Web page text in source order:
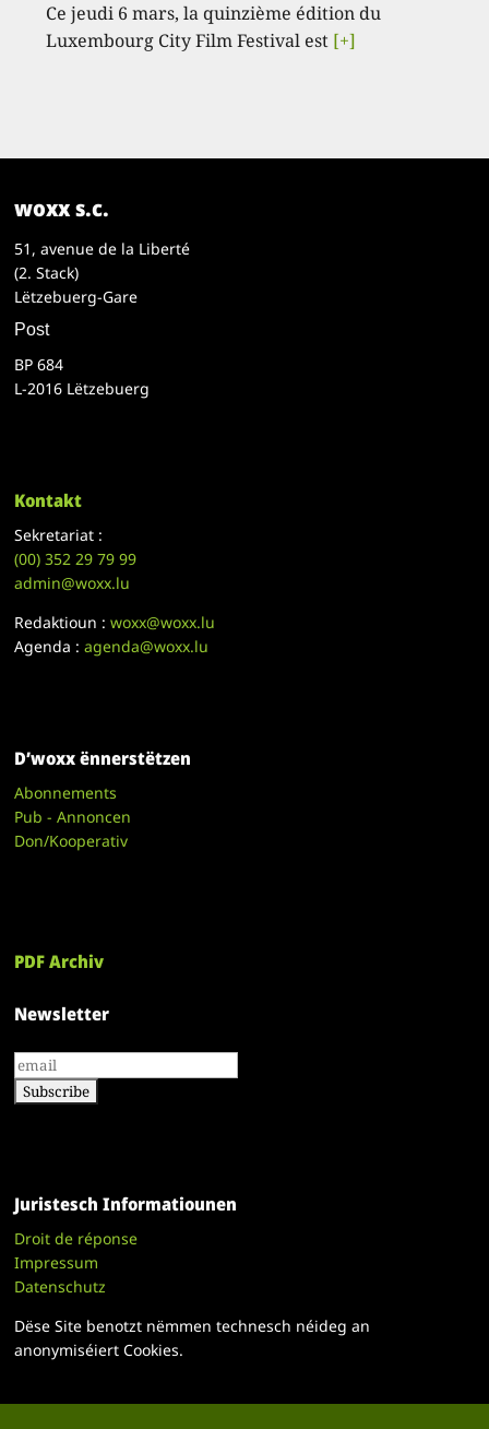
Ce jeudi 6 mars, la quinzième édition du
Luxembourg City Film Festival est [+]
woxx s.c.
51, avenue de la Liberté
(2. Stack)
Lëtzebuerg-Gare
Post
BP 684
L-2016 Lëtzebuerg
Kontakt
Sekretariat :
(00)352 29 79 99
admin@woxx.lu
Redaktioun :woxx@woxx.lu
Agenda :agenda@woxx.lu
D’woxx ënnerstëtzen
Abonnements
Pub - Annoncen
Don/Kooperativ
PDF Archiv
Newsletter
Juristesch Informatiounen
Droit de réponse
Impressum
Datenschutz
Dëse Site benotzt nëmmen technesch néideg an
anonymiséiert Cookies.